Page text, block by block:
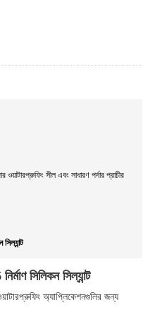
সীল এবং সাধারণ পর্দার প্রাচীর
নির্মাণ সিলিকন সিল্যান্ট
অ্যাপ্লিকেশনগুলির জন্য